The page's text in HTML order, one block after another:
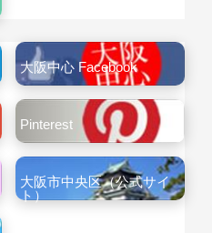
大阪中心 Facebook
Pinterest
大阪市中央区（公式サイ
ト）